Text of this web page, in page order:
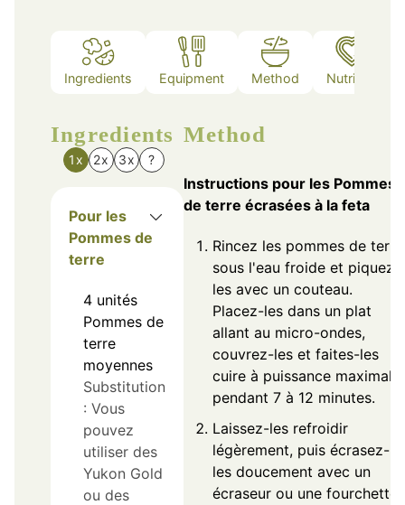
Ingredients Equipment Method Nutrition
Ingredients
1x 2x 3x ?
Pour les
Pommes de
terre
4 unités
Pommes de
terre
moyennes
Substitution
: Vous
pouvez
utiliser des
Yukon Gold
ou des
Method
Instructions pour les Pommes
de terre écrasées à la feta
Rincez les pommes de terre
sous l'eau froide et piquez-
les avec un couteau.
Placez-les dans un plat
allant au micro-ondes,
couvrez-les et faites-les
cuire à puissance maximale
pendant 7 à 12 minutes.
Laissez-les refroidir
légèrement, puis écrasez-
les doucement avec un
écraseur ou une fourchette.